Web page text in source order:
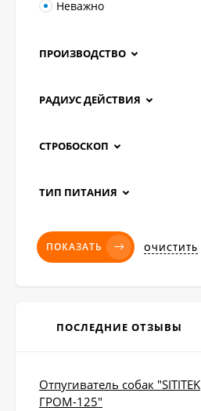
Неважно
ПРОИЗВОДСТВО
РАДИУС ДЕЙСТВИЯ
СТРОБОСКОП
ТИП ПИТАНИЯ
ПОКАЗАТЬ ОЧИСТИТЬ
ПОСЛЕДНИЕ ОТЗЫВЫ
Отпугиватель собак "SITITEK
ГРОМ-125"